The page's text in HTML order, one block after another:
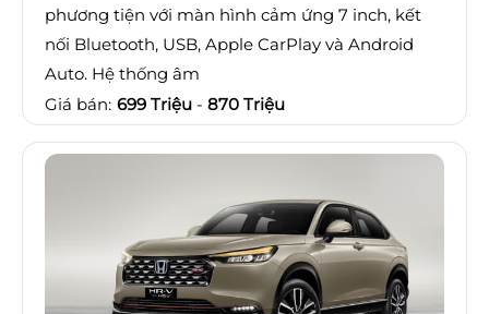
phương tiện với màn hình cảm ứng 7 inch, kết
nối Bluetooth, USB, Apple CarPlay và Android
Auto. Hệ thống âm
Giá bán: 699 Triệu - 870 Triệu